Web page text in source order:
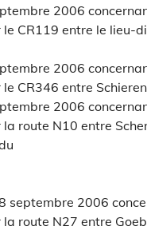
2006
CR119 entre le lieu-
2006
CR346 entre
2006
route N10 entre
septembre 2006
route N27 entre